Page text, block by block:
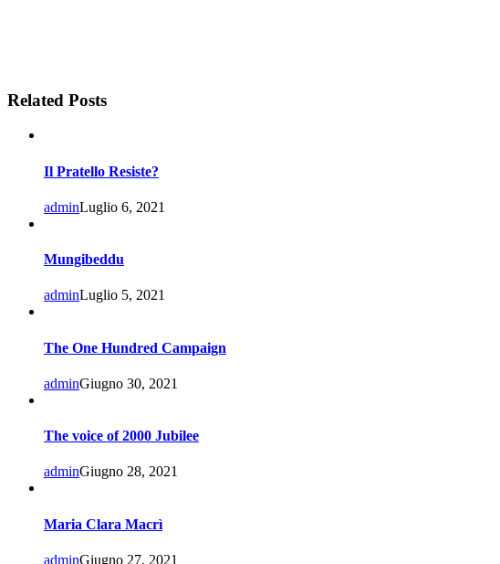
Related Posts
Il Pratello Resiste?
adminLuglio 6, 2021
Mungibeddu
adminLuglio 5, 2021
The One Hundred Campaign
adminGiugno 30, 2021
The voice of 2000 Jubilee
adminGiugno 28, 2021
Maria Clara Macrì
adminGiugno 27, 2021